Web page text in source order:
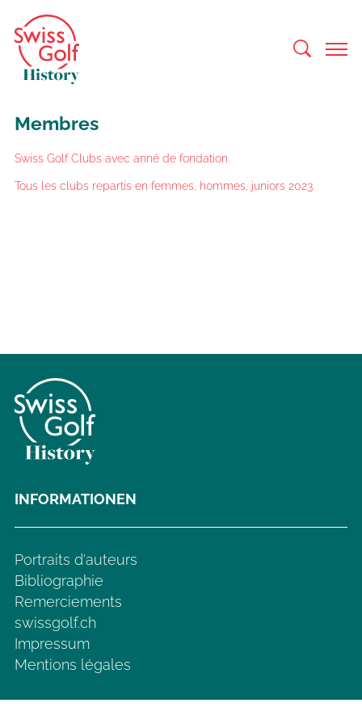
Membres
Swiss Golf Clubs avec anné de fondation
Tous les clubs repartis en femmes, hommes, juniors 2023
INFORMATIONEN
Portraits d'auteurs
Bibliographie
Remerciements
swissgolf.ch
Impressum
Mentions légales